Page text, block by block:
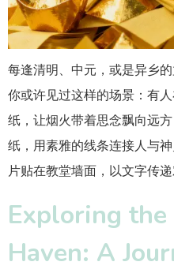
每逢清明、中元，或是异乡
你或许见过这样的场景：有
纸，让烟火带着思念飘向远
纸，用素雅的线条连接人与
片贴在教堂墙面，以文字传递
Exploring
Haven: A